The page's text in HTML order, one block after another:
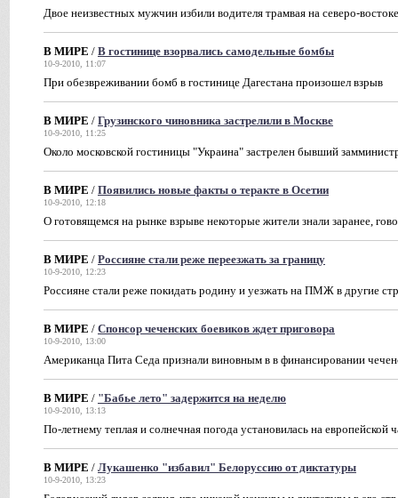
Двое неизвестных мужчин избили водителя трамвая на северо-
В МИРЕ / В гостинице взорвались самодельные бомбы
10-9-2010, 11:07
При обезвреживании бомб в гостинице Дагестана произошел взрыв
В МИРЕ / Грузинского чиновника застрелили в Москве
10-9-2010, 11:25
Около московской гостиницы "Украина" застрелен бывший
В МИРЕ / Появились новые факты о теракте в Осетии
10-9-2010, 12:18
О готовящемся на рынке взрыве некоторые жители знали заранее,
В МИРЕ / Россияне стали реже переезжать за границу
10-9-2010, 12:23
Россияне стали реже покидать родину и уезжать на ПМЖ в другие
В МИРЕ / Спонсор чеченских боевиков ждет приговора
10-9-2010, 13:00
Американца Пита Седа признали виновным в в финансировании
В МИРЕ / "Бабье лето" задержится на неделю
10-9-2010, 13:13
По-летнему теплая и солнечная погода установилась на европейской
В МИРЕ / Лукашенко "избавил" Белоруссию от диктатуры
10-9-2010, 13:23